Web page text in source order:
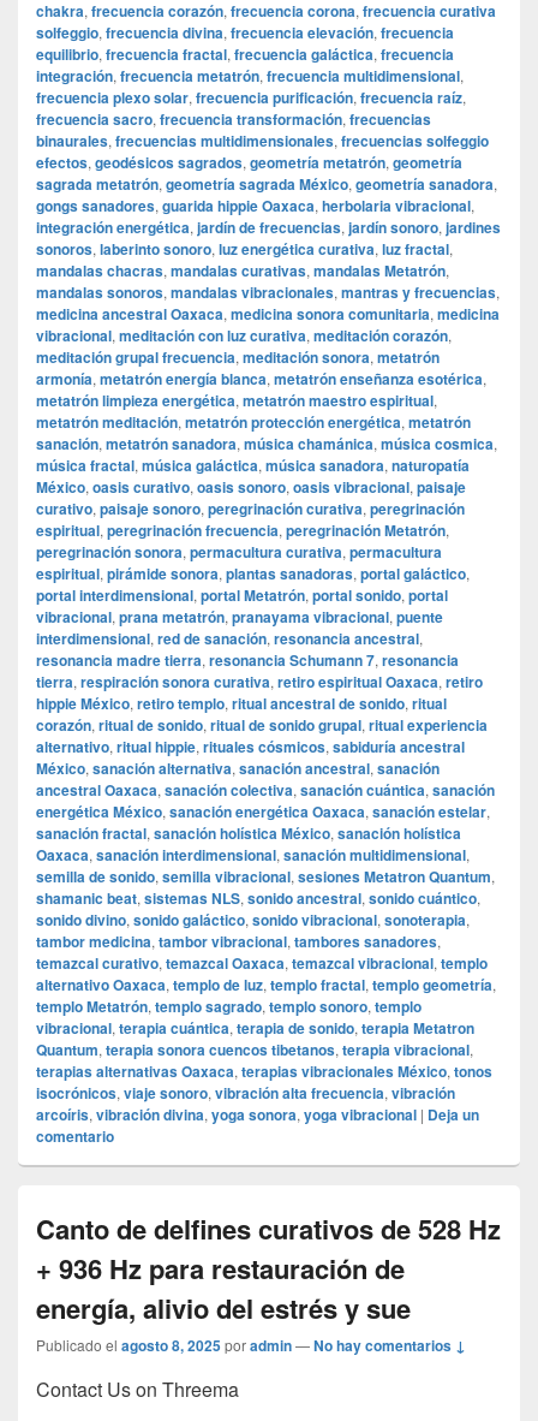
chakra, frecuencia corazón, frecuencia corona, frecuencia curativa
solfeggio, frecuencia divina, frecuencia elevación, frecuencia
equilibrio, frecuencia fractal, frecuencia galáctica, frecuencia
integración, frecuencia metatrón, frecuencia multidimensional,
frecuencia plexo solar, frecuencia purificación, frecuencia raíz,
frecuencia sacro, frecuencia transformación, frecuencias
binaurales, frecuencias multidimensionales, frecuencias solfeggio
efectos, geodésicos sagrados, geometría metatrón, geometría
sagrada metatrón, geometría sagrada México, geometría sanadora,
gongs sanadores, guarida hippie Oaxaca, herbolaria vibracional,
integración energética, jardín de frecuencias, jardín sonoro, jardines
sonoros, laberinto sonoro, luz energética curativa, luz fractal,
mandalas chacras, mandalas curativas, mandalas Metatrón,
mandalas sonoros, mandalas vibracionales, mantras y frecuencias,
medicina ancestral Oaxaca, medicina sonora comunitaria, medicina
vibracional, meditación con luz curativa, meditación corazón,
meditación grupal frecuencia, meditación sonora, metatrón
armonía, metatrón energía blanca, metatrón enseñanza esotérica,
metatrón limpieza energética, metatrón maestro espiritual,
metatrón meditación, metatrón protección energética, metatrón
sanación, metatrón sanadora, música chamánica, música cosmica,
música fractal, música galáctica, música sanadora, naturopatía
México, oasis curativo, oasis sonoro, oasis vibracional, paisaje
curativo, paisaje sonoro, peregrinación curativa, peregrinación
espiritual, peregrinación frecuencia, peregrinación Metatrón,
peregrinación sonora, permacultura curativa, permacultura
espiritual, pirámide sonora, plantas sanadoras, portal galáctico,
portal interdimensional, portal Metatrón, portal sonido, portal
vibracional, prana metatrón, pranayama vibracional, puente
interdimensional, red de sanación, resonancia ancestral,
resonancia madre tierra, resonancia Schumann 7, resonancia
tierra, respiración sonora curativa, retiro espiritual Oaxaca, retiro
hippie México, retiro templo, ritual ancestral de sonido, ritual
corazón, ritual de sonido, ritual de sonido grupal, ritual experiencia
alternativo, ritual hippie, rituales cósmicos, sabiduría ancestral
México, sanación alternativa, sanación ancestral, sanación
ancestral Oaxaca, sanación colectiva, sanación cuántica, sanación
energética México, sanación energética Oaxaca, sanación estelar,
sanación fractal, sanación holística México, sanación holística
Oaxaca, sanación interdimensional, sanación multidimensional,
semilla de sonido, semilla vibracional, sesiones Metatron Quantum,
shamanic beat, sistemas NLS, sonido ancestral, sonido cuántico,
sonido divino, sonido galáctico, sonido vibracional, sonoterapia,
tambor medicina, tambor vibracional, tambores sanadores,
temazcal curativo, temazcal Oaxaca, temazcal vibracional, templo
alternativo Oaxaca, templo de luz, templo fractal, templo geometría,
templo Metatrón, templo sagrado, templo sonoro, templo
vibracional, terapia cuántica, terapia de sonido, terapia Metatron
Quantum, terapia sonora cuencos tibetanos, terapia vibracional,
terapias alternativas Oaxaca, terapias vibracionales México, tonos
isocrónicos, viaje sonoro, vibración alta frecuencia, vibración
arcoíris, vibración divina, yoga sonora, yoga vibracional | Deja un
comentario
Canto de delfines curativos de 528 Hz
+ 936 Hz para restauración de
energía, alivio del estrés y sue
Publicado el agosto 8, 2025poradmin—No hay comentarios ↓
Contact Us on Threema